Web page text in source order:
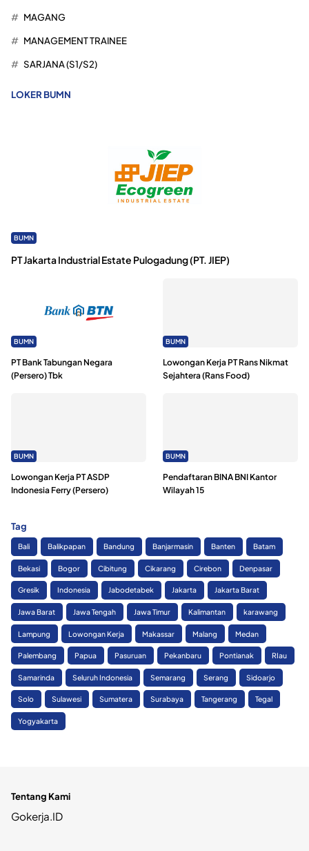
MAGANG
MANAGEMENT TRAINEE
SARJANA (S1/S2)
LOKER BUMN
BUMN
PT Jakarta Industrial Estate Pulogadung (PT. JIEP)
BUMN
PT Bank Tabungan Negara
(Persero) Tbk
BUMN
Lowongan Kerja PT Rans Nikmat
Sejahtera (Rans Food)
BUMN
Lowongan Kerja PT ASDP
Indonesia Ferry (Persero)
BUMN
Pendaftaran BINA BNI Kantor
Wilayah 15
Tag
Bali Balikpapan Bandung Banjarmasin Banten Batam
Bekasi Bogor Cibitung Cikarang Cirebon Denpasar
Gresik Indonesia Jabodetabek Jakarta Jakarta Barat
Jawa Barat Jawa Tengah Jawa Timur Kalimantan karawang
Lampung Lowongan Kerja Makassar Malang Medan
Palembang Papua Pasuruan Pekanbaru Pontianak RIau
Samarinda Seluruh Indonesia Semarang Serang Sidoarjo
Solo Sulawesi Sumatera Surabaya Tangerang Tegal
Yogyakarta
Tentang Kami
Gokerja.ID